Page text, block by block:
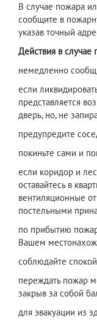
В случае пожара
сообщите в
указав точный
Действия в случае
немедленно
если
представляется
дверь, но, не
предупредите
покиньте сами и
если коридор и
оставайтесь в
вентиляционные
постельными
по прибытию
Вашем
соблюдайте
переждать пожар
закрыв за собой
для эвакуации из